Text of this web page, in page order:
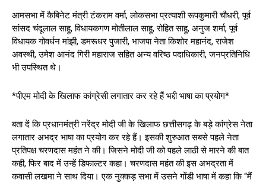
आमसभा में कैबिनेट मंत्री टंकराम वर्मा, लोकसभा प्रत्याशी रूपकुमारी चौधरी, पूर्व
सांसद चंदूलाल साहू, विधायकगण मोतीलाल साहू, रोहित साहू, अनुज शर्मा, पूर्व
विधायक गोवर्धन मांझी, डमरूधर पुजारी, भाजपा नेता किशोर महानंद, राजेश
अवस्थी, उमेश आनंद गिरी महाराज सहित अन्य वरिष्ठ पदाधिकारी, जनप्रतिनिधि
भी उपस्थित थे।
*पीएम मोदी के खिलाफ कांग्रेसी लगातार कर रहे हैं भद्दी भाषा का प्रयोग*
बता दें कि प्रधानमंत्री नरेंद्र मोदी जी के खिलाफ छत्तीसगढ़ के बड़े कांग्रेस नेता
लगातार अभद्र भाषा का प्रयोग कर रहे हैं। इसकी शुरुआत सबसे पहले नेता
प्रतिपक्ष चरणदास महंत ने की। जिसने मोदी जी को पहले लाठी से मारने की बात
कही, फिर बाद में उन्हें डिफाल्टर कहा। चरणदास महंत की इस अभद्रता में
कवासी लखमा ने साथ दिया। एक नुक्कड़ सभा में उसने गोंडी भाषा में कहा कि “मैं